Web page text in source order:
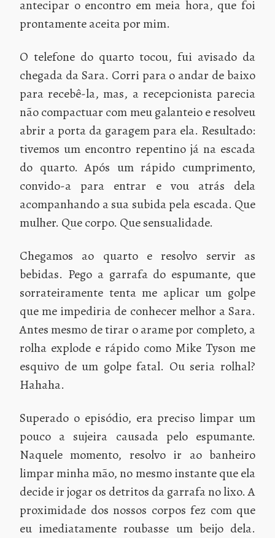
antecipar o encontro em meia hora, que foi
prontamente aceita por mim.
O telefone do quarto tocou, fui avisado da
chegada da Sara. Corri para o andar de baixo
para recebê-la, mas, a recepcionista parecia
não compactuar com meu galanteio e resolveu
abrir a porta da garagem para ela. Resultado:
tivemos um encontro repentino já na escada
do quarto. Após um rápido cumprimento,
convido-a para entrar e vou atrás dela
acompanhando a sua subida pela escada. Que
mulher. Que corpo. Que sensualidade.
Chegamos ao quarto e resolvo servir as
bebidas. Pego a garrafa do espumante, que
sorrateiramente tenta me aplicar um golpe
que me impediria de conhecer melhor a Sara.
Antes mesmo de tirar o arame por completo, a
rolha explode e rápido como Mike Tyson me
esquivo de um golpe fatal. Ou seria rolhal?
Hahaha.
Superado o episódio, era preciso limpar um
pouco a sujeira causada pelo espumante.
Naquele momento, resolvo ir ao banheiro
limpar minha mão, no mesmo instante que ela
decide ir jogar os detritos da garrafa no lixo. A
proximidade dos nossos corpos fez com que
eu imediatamente roubasse um beijo dela.